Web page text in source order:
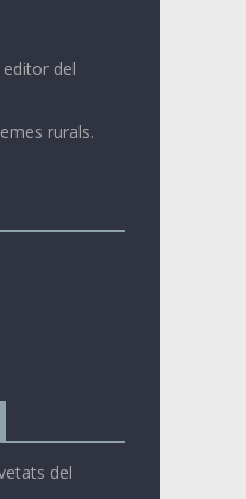
del
rurals.
del